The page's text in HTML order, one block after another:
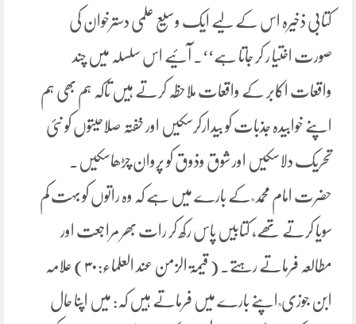
کتابی ذخیرہ اس کے لیے ایک وسیع علمی دسترخوان کی
صورت اختیا ر کر جاتا ہے‘‘۔ آئیے اس سلسلہ میں چند
واقعات اکابر کے واقعات ملاحظہ کرتے ہیں تاکہ ہم بھی ہم
اپنے خوابیدہ جذبات کو بیدارکرسکیں اور خفتہ صلاحیتوں کو نئی
تحریک دلاسکیں اور شوق وذوق کو پروان چڑھاسکیں۔
حضرت امام محمد ؒ کے بارے میں ہے کہ وہ راتوں کو بہت کم
سویا کرتے تھے، کتابیں پاس رکھ کر رات بھر مراجعت اور
مطالعہ فرماتے رہتے۔ ( قیمۃ الزمن عند العلماء:۳۰) علامہ
ابن جوزی ؒ اپنے بارے میں فرماتے ہیں کہ: میں اپنا حال